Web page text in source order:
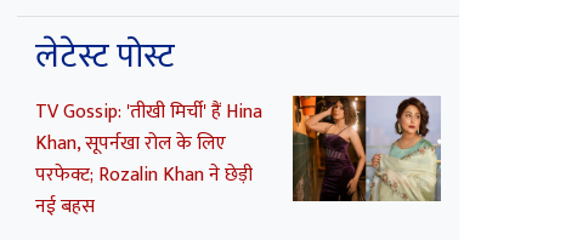
लेटेस्ट पोस्ट
TV Gossip: 'तीखी मिर्ची' हैं Hina
Khan, सूपर्नखा रोल के लिए
परफेक्ट; Rozalin Khan ने छेड़ी
नई बहस